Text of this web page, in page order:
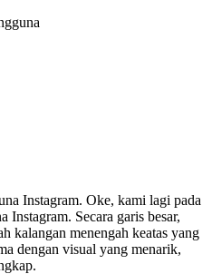
Instagram. Oke, kami lagi pada
Instagram. Secara garis besar,
kalangan menengah keatas yang
dengan visual yang menarik,